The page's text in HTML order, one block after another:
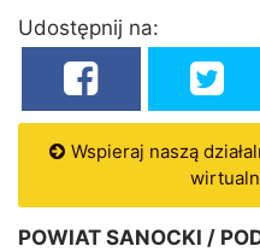
Udostępnij na:
Wspieraj naszą
POWIAT SANOCKI /